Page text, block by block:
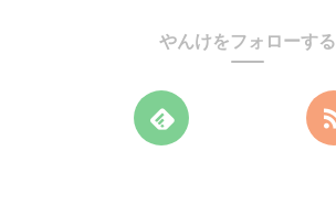
やんけをフォローする